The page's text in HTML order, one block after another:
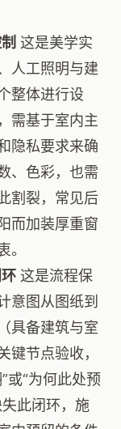
这是美学实
人工照明与建
整体进行设
需基于室内主
隐私要求来确
、色彩，也需
割裂，常见后
而加装厚重窗
。
这是流程保
意图从图纸到
具备建筑与室
键节点验收，
或“为何此处预
此闭环，施